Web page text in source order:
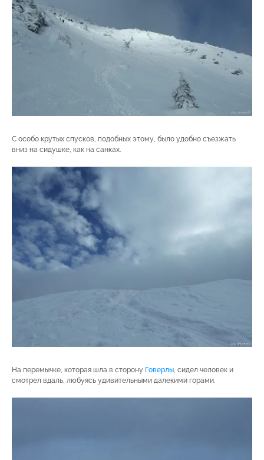
С особо крутых спусков, подобных этому, было удобно съезжать
вниз на сидушке, как на санках.
На перемычке, которая шла в сторону Говерлы, сидел человек и
смотрел вдаль, любуясь удивительными далекими горами.